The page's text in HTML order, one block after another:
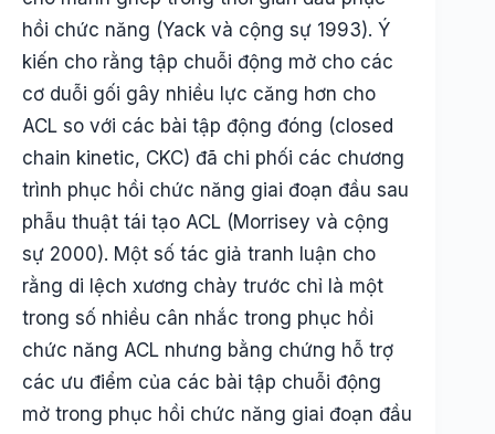
hồi chức năng (Yack và cộng sự 1993). Ý
kiến ​​cho rằng tập chuỗi động mở cho các
cơ duỗi gối gây nhiều lực căng hơn cho
ACL so với các bài tập động đóng (closed
chain kinetic, CKC) đã chi phối các chương
trình phục hồi chức năng giai đoạn đầu sau
phẫu thuật tái tạo ACL (Morrisey và cộng
sự 2000). Một số tác giả tranh luận cho
rằng di lệch xương chày trước chỉ là một
trong số nhiều cân nhắc trong phục hồi
chức năng ACL nhưng bằng chứng hỗ trợ
các ưu điểm của các bài tập chuỗi động
mở trong phục hồi chức năng giai đoạn đầu